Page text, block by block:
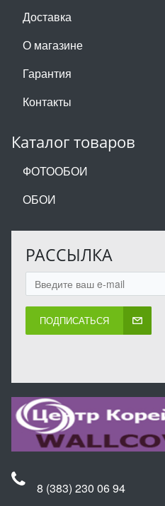
Доставка
О магазине
Гарантия
Контакты
Каталог товаров
ФОТООБОИ
ОБОИ
РАССЫЛКА
ПОДПИСАТЬСЯ
8 (383) 230 06 94